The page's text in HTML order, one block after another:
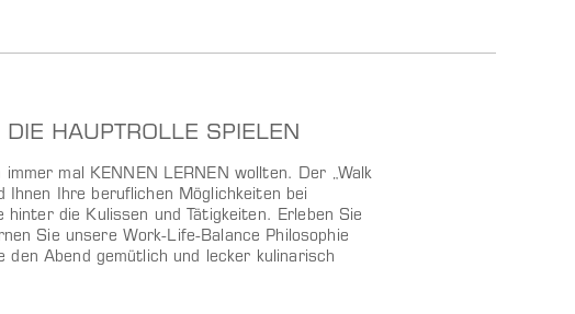
HAUPTROLLE SPIELEN
mal KENNEN LERNEN wollten. Der „Walk
Ihre beruflichen Möglichkeiten bei
die Kulissen und Tätigkeiten. Erleben Sie
Sie unsere Work-Life-Balance Philosophie
Abend gemütlich und lecker kulinarisch